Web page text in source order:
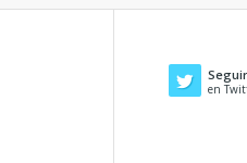
Seguir
en